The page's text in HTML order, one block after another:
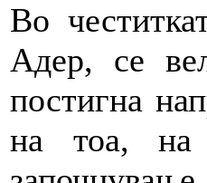
Во
Адер, се
постигна
на тоа,